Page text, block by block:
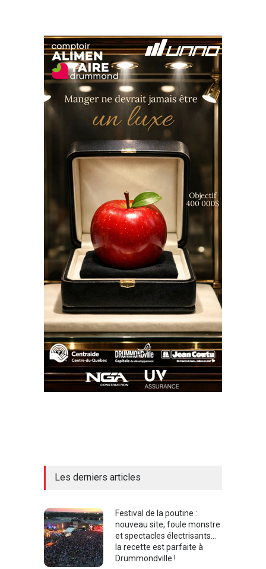
Les derniers articles
Festival de la poutine :
nouveau site, foule monstre
et spectacles électrisants…
la recette est parfaite à
Drummondville !